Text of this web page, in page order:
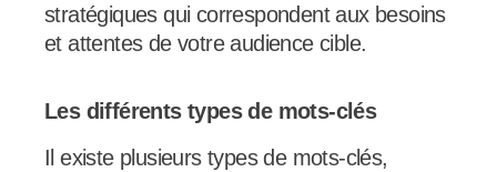
stratégiques qui correspondent aux besoins
et attentes de votre audience cible.
Les différents types de mots-clés
Il existe plusieurs types de mots-clés,